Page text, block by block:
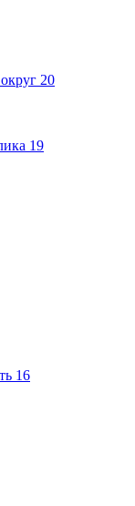
20
19
16